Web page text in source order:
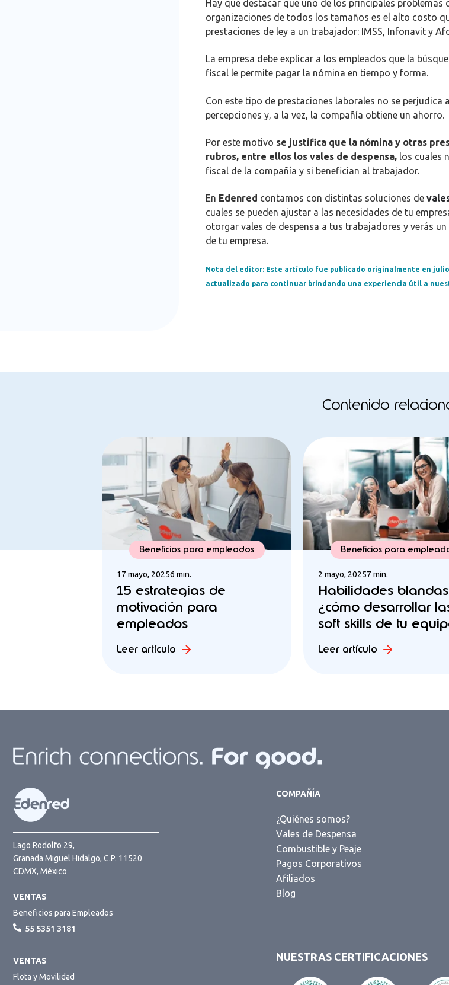
Hay que destacar que uno de los principales problemas
organizaciones de todos los tamaños es el alto costo
prestaciones de ley a un trabajador: IMSS, Infonavit y
La empresa debe explicar a los empleados que la
fiscal le permite pagar la nómina en tiempo y forma.
Con este tipo de prestaciones laborales no se perjudica
percepciones y, a la vez, la compañía obtiene un ahorro.
Por este motivo se justifica que la nómina y otras
rubros, entre ellos los vales de despensa, los cuales
fiscal de la compañía y si benefician al trabajador.
En Edenred contamos con distintas soluciones de
cuales se pueden ajustar a las necesidades de tu
otorgar vales de despensa a tus trabajadores y verás
de tu empresa.
Nota del editor: Este artículo fue publicado originalmente en julio
actualizado para continuar brindando una experiencia útil a
Contenido
Beneficios para empleados
17 mayo, 20256 min.
15 estrategias de
motivación para
empleados
Leer artículo
Beneficios para
2 mayo, 20257 min.
Habilidades
¿cómo desarrollar
soft skills de tu
Leer artículo
Lago Rodolfo 29,
Granada Miguel Hidalgo, C.P. 11520
CDMX, México
VENTAS
Beneficios para Empleados
55 5351 3181
VENTAS
Flota y Movilidad
COMPAÑÍA
¿Quiénes somos?
Vales de Despensa
Combustible y Peaje
Pagos Corporativos
Afiliados
Blog
NUESTRAS CERTIFICACIONES